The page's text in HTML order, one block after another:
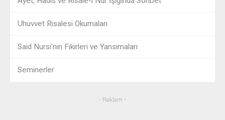
Uhuvvet Risalesi Okumaları
Said Nursi'nin Fikirleri ve Yansımaları
Seminerler
- Reklam -